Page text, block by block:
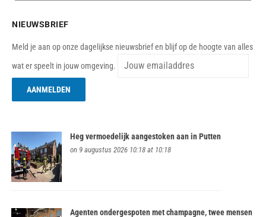
NIEUWSBRIEF
Meld je aan op onze dagelijkse nieuwsbrief en blijf op de hoogte van alles
wat er speelt in jouw omgeving.
Heg vermoedelijk aangestoken aan in Putten
on 9 augustus 2026 10:18 at 10:18
Agenten ondergespoten met champagne, twee mensen